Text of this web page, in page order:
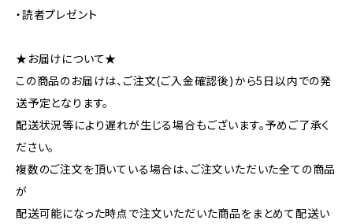
・読者プレゼント
★お届けについて★
この商品のお届けは、ご注文(ご入金確認後)から5日以内での発
送予定となります。
配送状況等により遅れが生じる場合もございます。予めご了承く
ださい。
複数のご注文を頂いている場合は、ご注文いただいた全ての商品
が
配送可能になった時点で注文いただいた商品をまとめて配送い